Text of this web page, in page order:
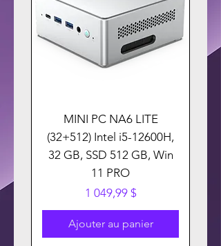
MINI PC NA6 LITE
(32+512) Intel i5-12600H,
32 GB, SSD 512 GB, Win
11 PRO
Prix
1 049,99 $
Ajouter au panier